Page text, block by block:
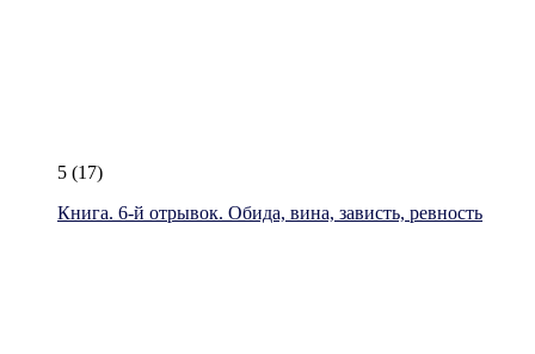
5 (17)
Книга. 6-й отрывок. Обида, вина, зависть, ревность